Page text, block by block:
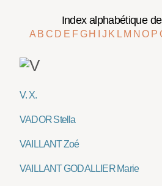
Index alphabétique
A B C D E F G H J K L M NO P
V. X.
VADOR Stella
VAILLANT Zoé
VAILLANT GODALLIER Marie